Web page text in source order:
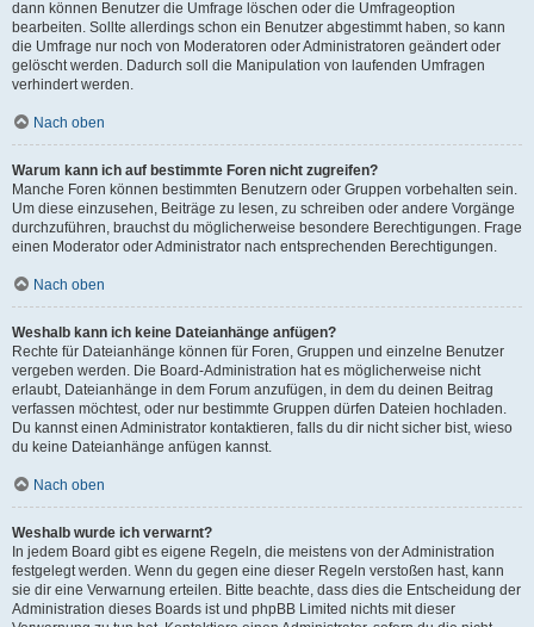
dann können Benutzer die Umfrage löschen oder die Umfrageoption
bearbeiten. Sollte allerdings schon ein Benutzer abgestimmt haben, so kann
die Umfrage nur noch von Moderatoren oder Administratoren geändert oder
gelöscht werden. Dadurch soll die Manipulation von laufenden Umfragen
verhindert werden.
Nach oben
Warum kann ich auf bestimmte Foren nicht zugreifen?
Manche Foren können bestimmten Benutzern oder Gruppen vorbehalten sein.
Um diese einzusehen, Beiträge zu lesen, zu schreiben oder andere Vorgänge
durchzuführen, brauchst du möglicherweise besondere Berechtigungen. Frage
einen Moderator oder Administrator nach entsprechenden Berechtigungen.
Nach oben
Weshalb kann ich keine Dateianhänge anfügen?
Rechte für Dateianhänge können für Foren, Gruppen und einzelne Benutzer
vergeben werden. Die Board-Administration hat es möglicherweise nicht
erlaubt, Dateianhänge in dem Forum anzufügen, in dem du deinen Beitrag
verfassen möchtest, oder nur bestimmte Gruppen dürfen Dateien hochladen.
Du kannst einen Administrator kontaktieren, falls du dir nicht sicher bist, wieso
du keine Dateianhänge anfügen kannst.
Nach oben
Weshalb wurde ich verwarnt?
In jedem Board gibt es eigene Regeln, die meistens von der Administration
festgelegt werden. Wenn du gegen eine dieser Regeln verstoßen hast, kann
sie dir eine Verwarnung erteilen. Bitte beachte, dass dies die Entscheidung der
Administration dieses Boards ist und phpBB Limited nichts mit dieser